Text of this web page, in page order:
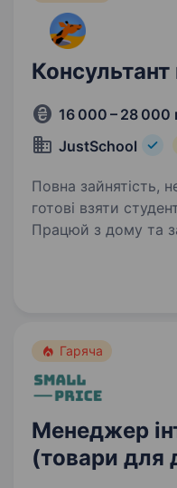
16 000 – 28 000
JustSchool
Повна зайнятість,
готові взяти
Працюй з дому та
доступною…
Гаряча
Менеджер
(товари для